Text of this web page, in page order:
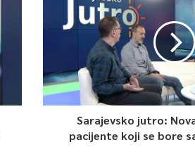
Sarajevsko jutro:
pacijente koji se bore